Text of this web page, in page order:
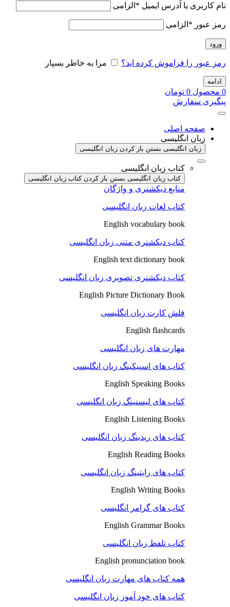
نام کاربری یا آدرس ایمیل * الزامی
رمز عبور * الزامی
ورود
رمز عبور را فراموش کرده اید؟ مرا به خاطر بسپار
ادامه
0 محصول 0 تومان
پیگیری سفارش
صفحه اصلی
زبان انگلیسی
زبان انگلیسی بستن باز کردن زبان انگلیسی
کتاب زبان انگلیسی
کتاب زبان انگلیسی بستن باز کردن کتاب زبان انگلیسی
منابع دیکشنری و واژگان
کتاب لغات زبان انگلیسی
English vocabulary book
کتاب دیکشنری متنی زبان انگلیسی
English text dictionary book
کتاب دیکشنری تصویری زبان انگلیسی
English Picture Dictionary Book
فلش کارت زبان انگلیسی
English flashcards
مهارت های زبان انگلیسی
کتاب های اسپیکینگ زبان انگلیسی
English Speaking Books
کتاب های لیسنینگ زبان انگلیسی
English Listening Books
کتاب های ریدینگ زبان انگلیسی
English Reading Books
کتاب های رایتینگ زبان انگلیسی
English Writing Books
کتاب های گرامر انگلیسی
English Grammar Books
کتاب تلفظ زبان انگلیسی
English pronunciation book
همه کتاب های مهارت زبان انگلیسی
کتاب های خود آموز زبان انگلیسی